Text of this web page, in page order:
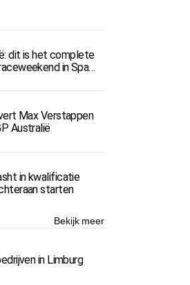
dit is het complete
in Spa-
Max Verstappen
Australië
in kwalificatie
starten
Bekijk meer
in Limburg